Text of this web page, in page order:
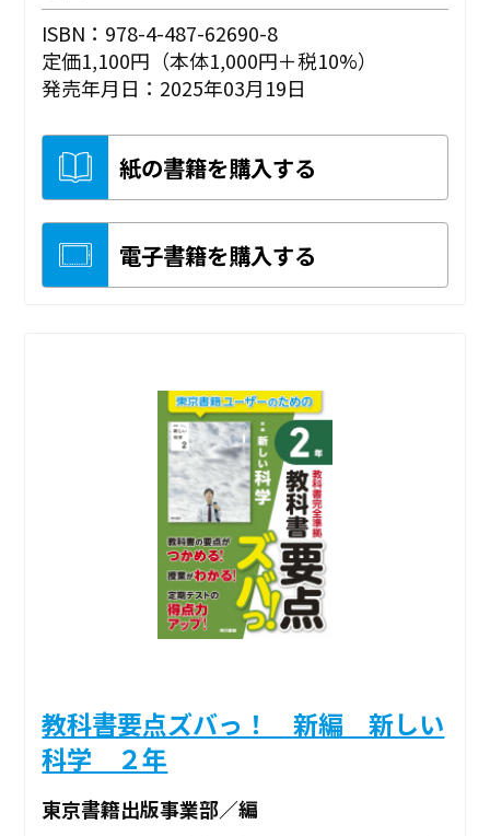
ISBN：978-4-487-62690-8
定価1,100円（本体1,000円＋税10%）
発売年月日：2025年03月19日
紙の書籍を購入する
電子書籍を購入する
教科書要点ズバっ！ 新編 新しい
科学 ２年
東京書籍出版事業部／編